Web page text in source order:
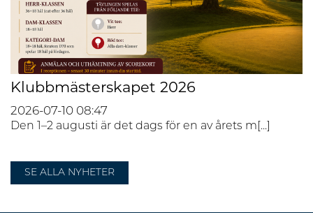
Klubbmästerskapet 2026
2026-07-10 08:47
Den 1–2 augusti är det dags för en av årets m[...]
SE ALLA NYHETER